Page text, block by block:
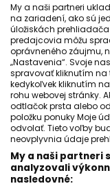
My a naši partneri
na zariadení, ako sú
úložiskách
predajcovia môžu
oprávneného záujmu,
„Nastavenia“. Svoje
spravovať kliknutím na
kedykoľvek kliknutím
rohu webovej stránky.
odtlačok prsta alebo
položku ponuky Moje
odvolať. Tieto voľby
neovplyvnia údaje
My a naši partneri
analyzovali
nasledovné: